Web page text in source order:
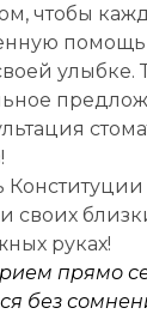
нужна
запись на
чтобы
улыбке.
своих
руках!
прямо
без